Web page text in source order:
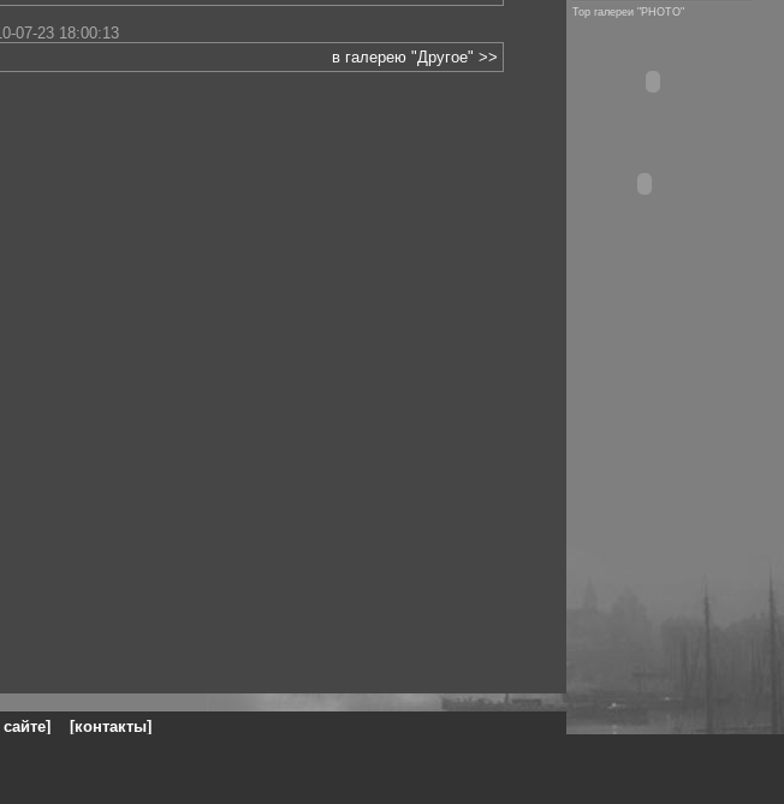
07-23 18:00:13
в галерею "Другое" >>
Top галереи "PHOTO"
[контакты]